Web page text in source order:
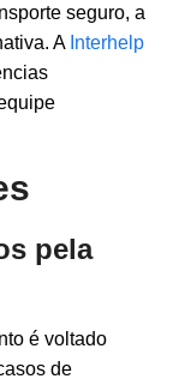
seguro, a
A Interhelp
pela
é voltado
de